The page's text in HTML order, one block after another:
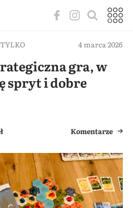
4 marca 2026
gra, w
spryt i dobre
Komentarze